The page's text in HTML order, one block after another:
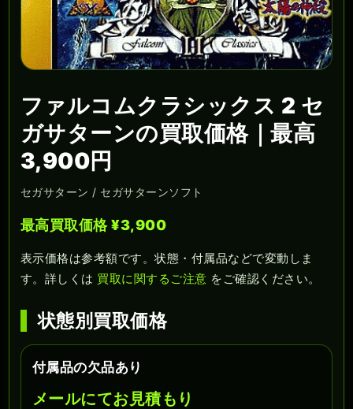
ファルコムクラシックス 2 セ
ガサターンの買取価格｜最高
3,900円
セガサターン / セガサターンソフト
最高買取価格 ¥3,900
表示価格は参考額です。状態・付属品などで変動しま
す。詳しくは 買取に関するご注意 をご確認ください。
状態別買取価格
付属品の欠品あり
メールにてお見積もり